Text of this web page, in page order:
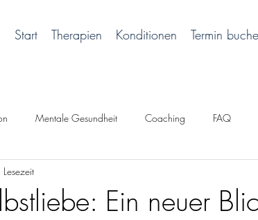
Start Therapien Konditionen Termin
Mentale Gesundheit Coaching FAQ
Ein neuer